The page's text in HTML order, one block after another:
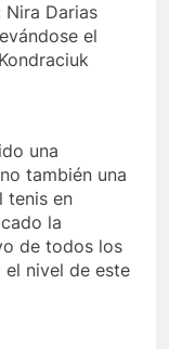
Nira Darias
el
una
también una
tenis en
la
de todos los
el nivel de este